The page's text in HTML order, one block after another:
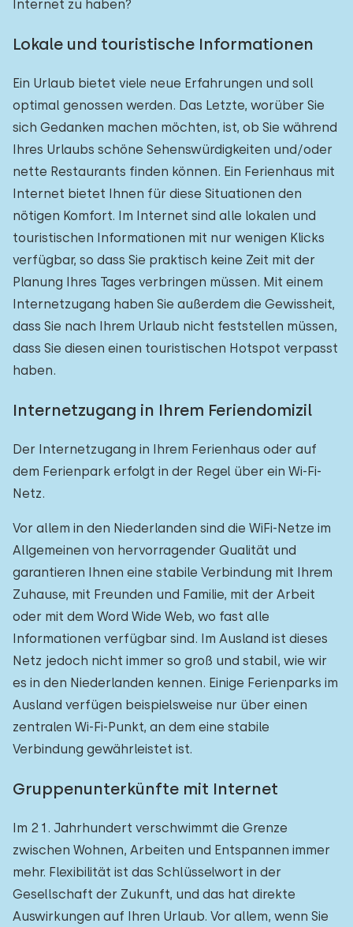
Internet zu haben?
Lokale und touristische Informationen
Ein Urlaub bietet viele neue Erfahrungen und soll
optimal genossen werden. Das Letzte, worüber Sie
sich Gedanken machen möchten, ist, ob Sie während
Ihres Urlaubs schöne Sehenswürdigkeiten und/oder
nette Restaurants finden können. Ein Ferienhaus mit
Internet bietet Ihnen für diese Situationen den
nötigen Komfort. Im Internet sind alle lokalen und
touristischen Informationen mit nur wenigen Klicks
verfügbar, so dass Sie praktisch keine Zeit mit der
Planung Ihres Tages verbringen müssen. Mit einem
Internetzugang haben Sie außerdem die Gewissheit,
dass Sie nach Ihrem Urlaub nicht feststellen müssen,
dass Sie diesen einen touristischen Hotspot verpasst
haben.
Internetzugang in Ihrem Feriendomizil
Der Internetzugang in Ihrem Ferienhaus oder auf
dem Ferienpark erfolgt in der Regel über ein Wi-Fi-
Netz.
Vor allem in den Niederlanden sind die WiFi-Netze im
Allgemeinen von hervorragender Qualität und
garantieren Ihnen eine stabile Verbindung mit Ihrem
Zuhause, mit Freunden und Familie, mit der Arbeit
oder mit dem Word Wide Web, wo fast alle
Informationen verfügbar sind. Im Ausland ist dieses
Netz jedoch nicht immer so groß und stabil, wie wir
es in den Niederlanden kennen. Einige Ferienparks im
Ausland verfügen beispielsweise nur über einen
zentralen Wi-Fi-Punkt, an dem eine stabile
Verbindung gewährleistet ist.
Gruppenunterkünfte mit Internet
Im 21. Jahrhundert verschwimmt die Grenze
zwischen Wohnen, Arbeiten und Entspannen immer
mehr. Flexibilität ist das Schlüsselwort in der
Gesellschaft der Zukunft, und das hat direkte
Auswirkungen auf Ihren Urlaub. Vor allem, wenn Sie